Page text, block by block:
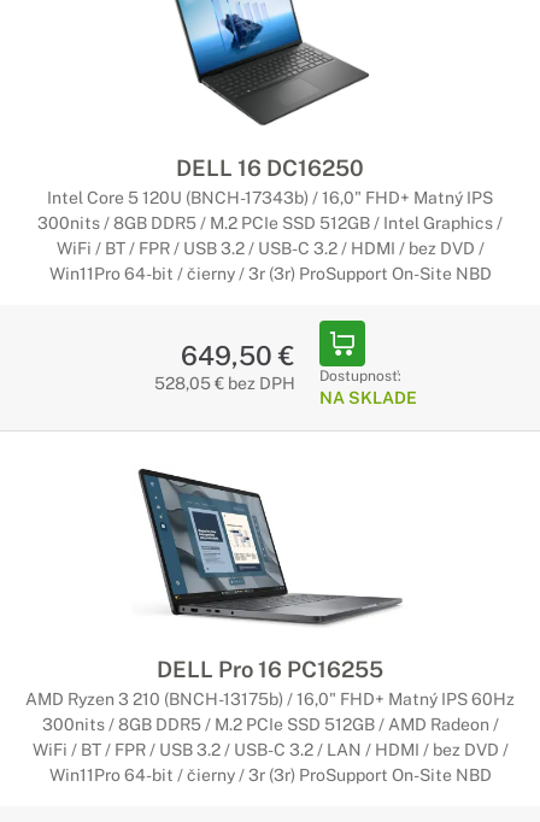
DELL 16 DC16250
Intel Core 5 120U (BNCH-17343b) / 16,0" FHD+ Matný IPS
300nits / 8GB DDR5 / M.2 PCIe SSD 512GB / Intel Graphics /
WiFi / BT / FPR / USB 3.2 / USB-C 3.2 / HDMI / bez DVD /
Win11Pro 64-bit / čierny / 3r (3r) ProSupport On-Site NBD
649,50 €
528,05 € bez DPH Dostupnosť:
NA SKLADE
DELL Pro 16 PC16255
AMD Ryzen 3 210 (BNCH-13175b) / 16,0" FHD+ Matný IPS 60Hz
300nits / 8GB DDR5 / M.2 PCIe SSD 512GB / AMD Radeon /
WiFi / BT / FPR / USB 3.2 / USB-C 3.2 / LAN / HDMI / bez DVD /
Win11Pro 64-bit / čierny / 3r (3r) ProSupport On-Site NBD